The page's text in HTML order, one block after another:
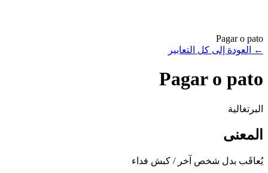
Pagar o pato
←
العودة إلى كل التعابير
Pagar o pato
البرتغالية
المعنى
يُعاقَب بدل شخص آخر / كبش فداء